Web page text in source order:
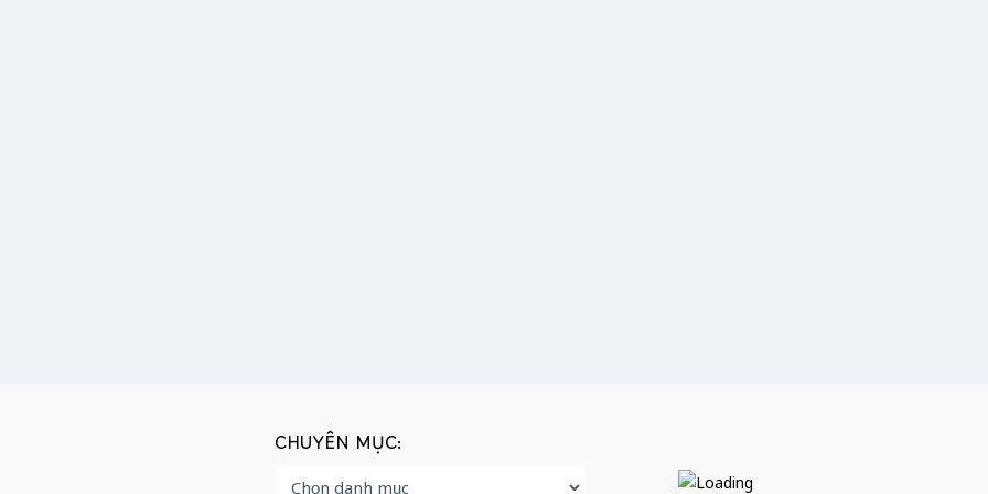
CHUYÊN MỤC: